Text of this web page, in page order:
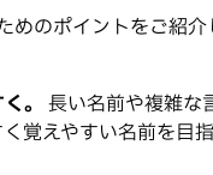
のポイントをご紹介
。 長い名前や複雑な
覚えやすい名前を目